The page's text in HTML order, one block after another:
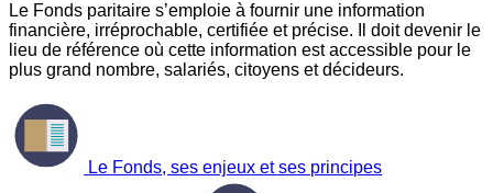
Le Fonds paritaire s’emploie à fournir une information
financière, irréprochable, certifiée et précise. Il doit devenir le
lieu de référence où cette information est accessible pour le
plus grand nombre, salariés, citoyens et décideurs.
Le Fonds, ses enjeux et ses principes